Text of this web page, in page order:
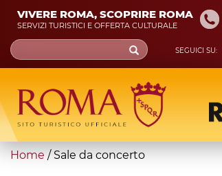
Skip
main
content
VIVERE ROMA, SCOPRIRE ROMA
SERVIZI TURISTICI E OFFERTA CULTURALE
SEGUICI SU:
Search
form
Cerca
You
Home / Sale da concerto